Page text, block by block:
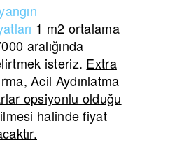
1 m2 ortalama
aralığında
isteriz. Extra
Acil Aydınlatma
opsiyonlu olduğu
halinde fiyat